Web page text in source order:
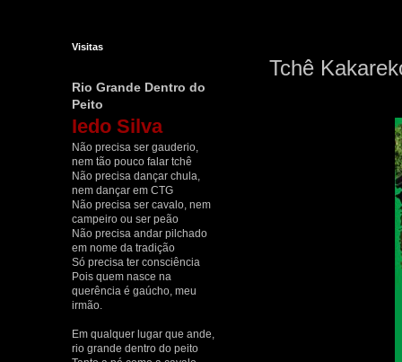
Tchê
Visitas
Rio Grande Dentro do
Peito
Iedo Silva
Não precisa ser gauderio,
nem tão pouco falar tchê
Não precisa dançar chula,
nem dançar em CTG
Não precisa ser cavalo, nem
campeiro ou ser peão
Não precisa andar pilchado
em nome da tradição
Só precisa ter consciência
Pois quem nasce na
querência é gaúcho, meu
irmão.
Em qualquer lugar que ande,
rio grande dentro do peito